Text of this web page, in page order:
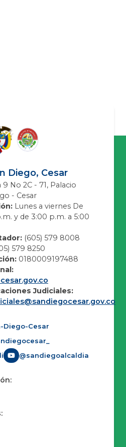
Diego, Cesar
9 No 2C - 71, Palacio
- Cesar
Lunes a viernes De
y de 3:00 p.m. a 5:00
(605) 579 8008
579 8250
0180009197488
Judiciales:
Diego-Cesar
@sandiegoalcaldia